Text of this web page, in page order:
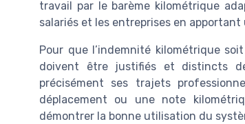
travail par le barème kilométrique
salariés et les entreprises en
Pour que l’indemnité kilométrique
doivent être justifiés et distincts
précisément ses trajets
déplacement ou une note
démontrer la bonne utilisation du